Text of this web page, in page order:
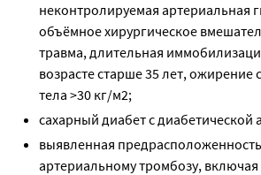
неконтролируемая артериальная
объёмное хирургическое
травма, длительная
возрасте старше 35 лет, ожирение
тела >30 кг/м2;
сахарный диабет с диабетической
выявленная
артериальному тромбозу, включая